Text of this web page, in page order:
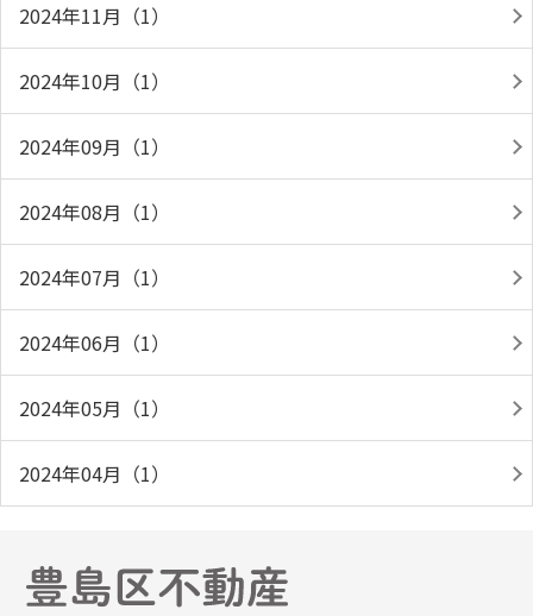
2024年11月（1）
2024年10月（1）
2024年09月（1）
2024年08月（1）
2024年07月（1）
2024年06月（1）
2024年05月（1）
2024年04月（1）